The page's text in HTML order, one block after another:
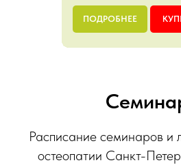
ПОДРОБНЕЕ
Расписание семинаров и
остеопатии Санкт-